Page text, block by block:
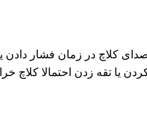
کلاچ در زمان فشار دادن
یا تقه زدن احتمالا کلاچ